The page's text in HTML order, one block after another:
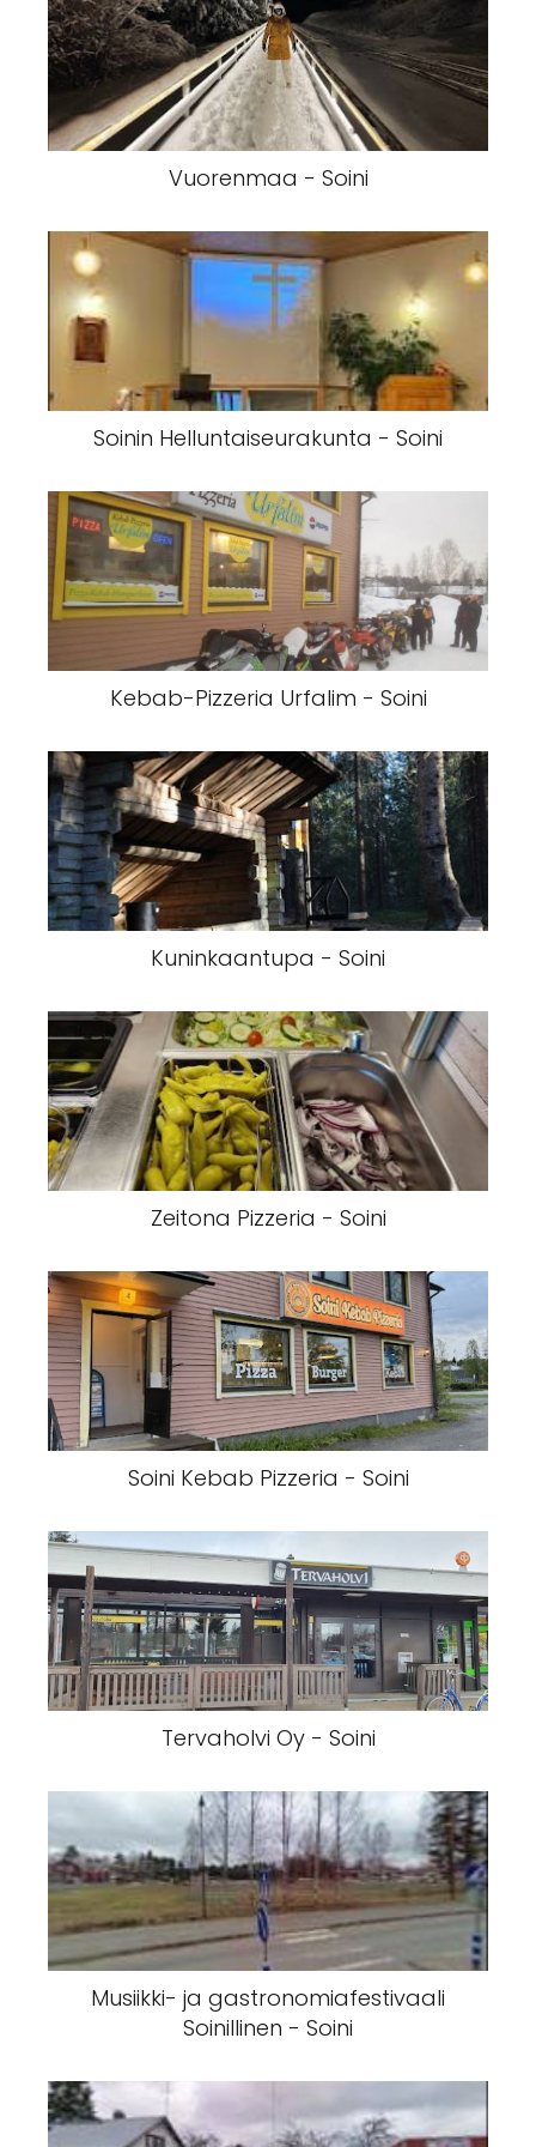
Vuorenmaa - Soini
Soinin Helluntaiseurakunta - Soini
Kebab-Pizzeria Urfalim - Soini
Kuninkaantupa - Soini
Zeitona Pizzeria - Soini
Soini Kebab Pizzeria - Soini
Tervaholvi Oy - Soini
Musiikki- ja gastronomiafestivaali
Soinillinen - Soini